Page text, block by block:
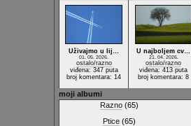
Uživajmo u lij…
01. 05. 2026.
ostalo/razno
viđena: 347 puta
broj komentara: 14
U najboljem cv…
21. 04. 2026.
ostalo/razno
viđena: 413 puta
broj komentara: 8
moji albumi
Razno(65)
Ptice(65)